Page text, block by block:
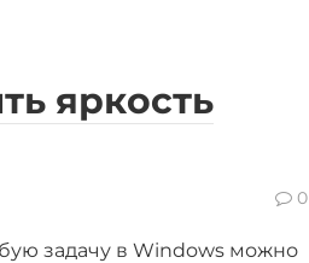
яркость
0
задачу в Windows можно